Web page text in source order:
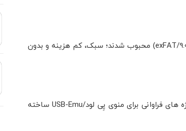
ESP32-S2 و هم خانواده ها برای هاست کردن وب مِنوی اکسپلویت و حتی شبیه سازی USB (روش exFAT/9.00) محبوب شدند؛ سبک، کم هزینه و بدون
RP2040 (مثل Raspberry Pi Pico) به عنوان هاب USB/هاب پِی لود خوش دست جا افتاد؛ جامعه پروژه های فراوانی برای منوی پِی لود/USB-Emu ساخته